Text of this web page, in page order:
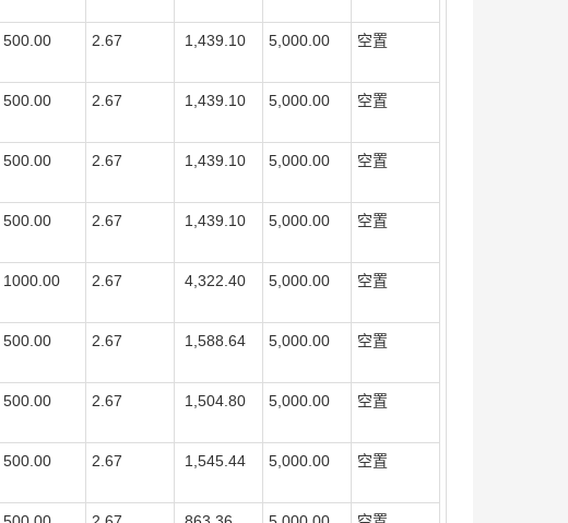
500.00 2.67 1,439.10 5,000.00 空置
500.00 2.67 1,439.10 5,000.00 空置
500.00 2.67 1,439.10 5,000.00 空置
500.00 2.67 1,439.10 5,000.00 空置
1000.00 2.67 4,322.40 5,000.00 空置
500.00 2.67 1,588.64 5,000.00 空置
500.00 2.67 1,504.80 5,000.00 空置
500.00 2.67 1,545.44 5,000.00 空置